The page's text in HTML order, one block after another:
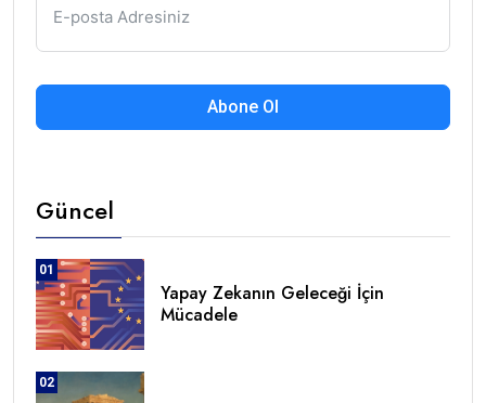
Abone Ol
Güncel
01
Yapay Zekanın Geleceği İçin
Mücadele
02